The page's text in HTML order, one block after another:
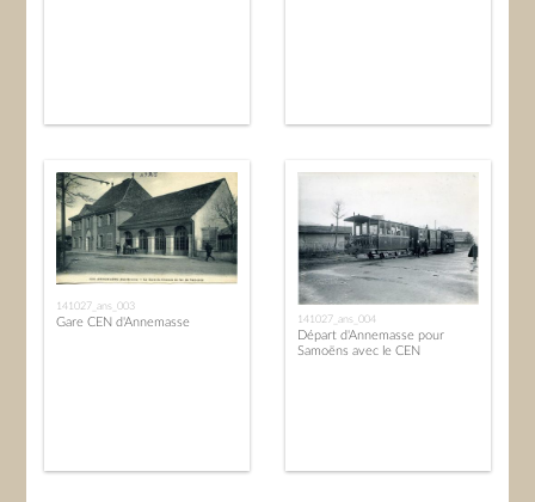
141027_ans_003
Gare CEN d'Annemasse 141027_ans_004
Départ d'Annemasse pour
Samoëns avec le CEN